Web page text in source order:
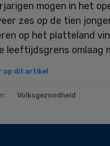
mogen in het
zes op de tien
op het platteland
leeftijdsgrens omlaag
op dit artikel
Volksgezondheid